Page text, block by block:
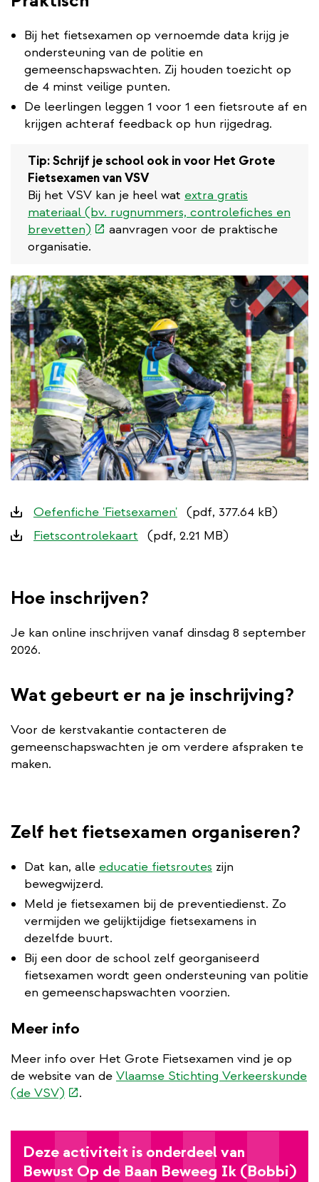
Bij het fietsexamen op vernoemde data krijg je
ondersteuning van de politie en
gemeenschapswachten. Zij houden toezicht op
de 4 minst veilige punten.
De leerlingen leggen 1 voor 1 een fietsroute af en
krijgen achteraf feedback op hun rijgedrag.
Tip: Schrijf je school ook in voor Het Grote
Fietsexamen van VSV
Bij het VSV kan je heel wat extra gratis
materiaal (bv. rugnummers, controlefiches en
brevetten) (externe
aanvragen voor de praktische
organisatie.
Downloads
Oefenfiche 'Fietsexamen' (pdf, 377.64 kB)
Fietscontrolekaart
(pdf, 2.21 MB)
Hoe inschrijven?
Je kan online inschrijven vanaf dinsdag 8 september
2026.
Wat gebeurt er na je inschrijving?
Voor de kerstvakantie contacteren de
gemeenschapswachten je om verdere afspraken te
maken.
Zelf het fietsexamen organiseren?
Dat kan, alle educatie fietsroutes zijn
bewegwijzerd.
Meld je fietsexamen bij de preventiedienst. Zo
vermijden we gelijktijdige fietsexamens in
dezelfde buurt.
Bij een door de school zelf georganiseerd
fietsexamen wordt geen ondersteuning van politie
en gemeenschapswachten voorzien.
Meer info
Meer info over Het Grote Fietsexamen vind je op
de website van de Vlaamse Stichting Verkeerskunde
(de VSV) (externe
.
Deze activiteit is onderdeel van
Bewust Op de Baan Beweeg Ik (Bobbi)